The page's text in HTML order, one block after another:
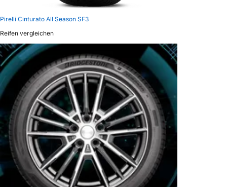
Pirelli Cinturato All Season SF3
Reifen vergleichen